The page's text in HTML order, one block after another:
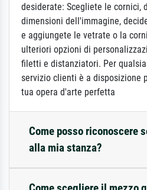
desiderate: Scegliete le cornici,
dimensioni dell'immagine,
e aggiungete le vetrate o la
ulteriori opzioni di
filetti e distanziatori. Per
servizio clienti è a disposizione
tua opera d'arte perfetta
Come posso riconoscere
alla mia stanza?